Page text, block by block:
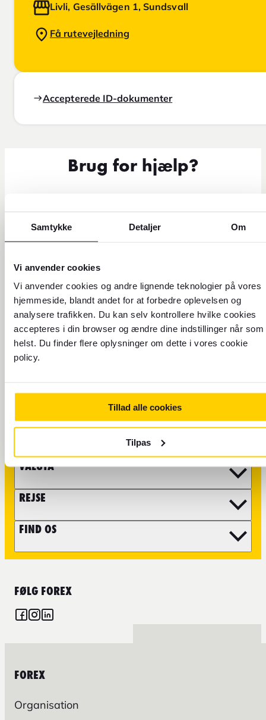
Samtykke Detaljer Om
Vi anvender cookies
Vi anvender cookies og andre lignende teknologier på vores
hjemmeside, blandt andet for at forbedre oplevelsen og
analysere trafikken. Du kan selv kontrollere hvilke cookies
accepteres i din browser og ændre dine indstillinger når som
helst. Du finder flere oplysninger om dette i vores cookie
policy.
Tillad alle cookies
Tilpas
Livli, Gesällvägen 1, Sundsvall
Få rutevejledning
Accepterede ID-dokumenter
Brug for hjælp?
Send os en e-mail eller
besøg vores
Husk at visse forhold såsom spørgsmål om bestilling af
flyrejser og rejseoplevelser, skal tages direkte med vores
partnere. Du finder mere information
VALUTA
REJSE
FIND OS
FØLG FOREX
FOREX
Organisation